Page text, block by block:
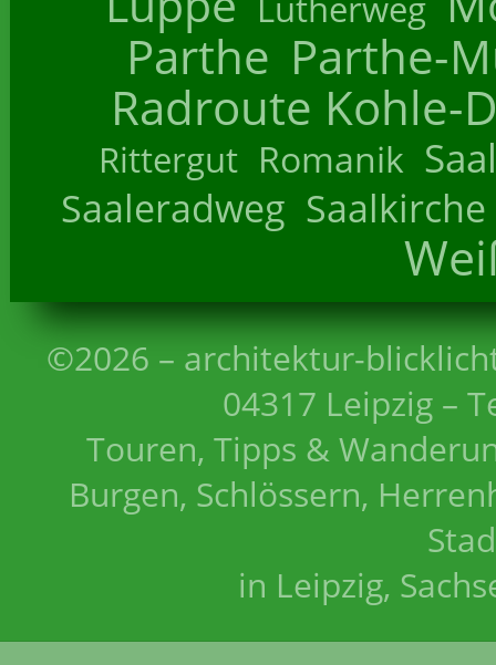
Parthe Parthe-
Radroute Kohle-
Rittergut Romanik
Saaleradweg Saalkirche
©2026 – architektur-
04317 Leipzig –
Touren, Tipps &
Burgen, Schlössern,
in Leipzig,